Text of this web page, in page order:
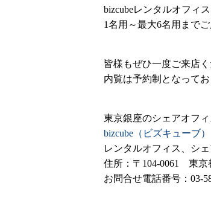
bizcubeレンタルオフィ
1名用～最大6名用までご
皆様もぜひ一度ご来店く
内覧は予約制となって
東京銀座のシェアオフ
bizcube（ビズキューブ）
レンタルオフィス、シ
住所：〒104-0061 東京
お問合せ電話番号：03-